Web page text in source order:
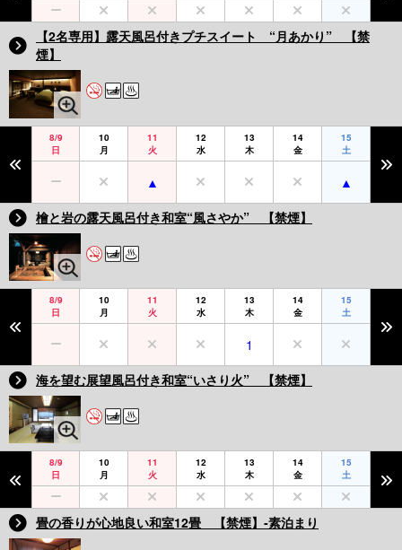
【2名専用】露天風呂付きプチスイート “月あかり” 【禁
煙】
8/9
日
10
月
11
火
12
水
13
木
14
金
15
土
檜と岩の露天風呂付き和室“風さやか” 【禁煙】
8/9
日
10
月
11
火
12
水
13
木
14
金
15
土
1
海を望む展望風呂付き和室“いさり火” 【禁煙】
8/9
日
10
月
11
火
12
水
13
木
14
金
15
土
畳の香りが心地良い和室12畳 【禁煙】‐素泊まり